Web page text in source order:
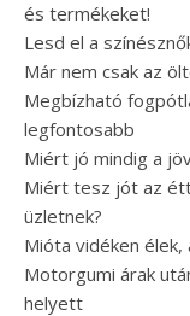
és termékeket!
Lesd el a
Már nem csak az
Megbízható
legfontosabb
Miért jó mindig a
Miért tesz jót az
üzletnek?
Mióta vidéken
Motorgumi árak
helyett